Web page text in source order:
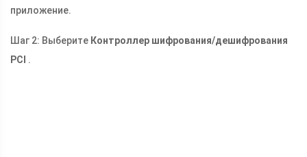
приложение.
Шаг 2: Выберите Контроллер шифрования/дешифрования
PCI .